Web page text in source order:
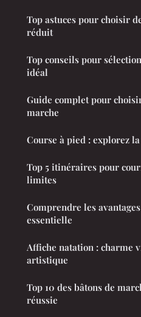
Top astuces pour choisir
réduit
Top conseils pour
idéal
Guide complet pour
marche
Course à pied : explorez
Top 5 itinéraires pour
limites
Comprendre les
essentielle
Affiche natation : charme
artistique
Top 10 des bâtons de
réussie